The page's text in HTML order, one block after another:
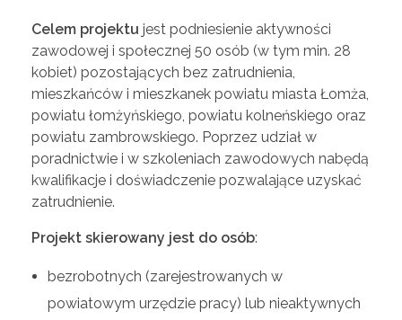
Celem projektu jest podniesienie aktywności
zawodowej i społecznej 50 osób (w tym min. 28
kobiet) pozostających bez zatrudnienia,
mieszkańców i mieszkanek powiatu miasta Łomża,
powiatu łomżyńskiego, powiatu kolneńskiego oraz
powiatu zambrowskiego. Poprzez udział w
poradnictwie i w szkoleniach zawodowych nabędą
kwalifikacje i doświadczenie pozwalające uzyskać
zatrudnienie.
Projekt skierowany jest do osób:
bezrobotnych (zarejestrowanych w
powiatowym urzędzie pracy) lub nieaktywnych